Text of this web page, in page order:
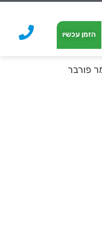
הזמן עכשיו
פורבר